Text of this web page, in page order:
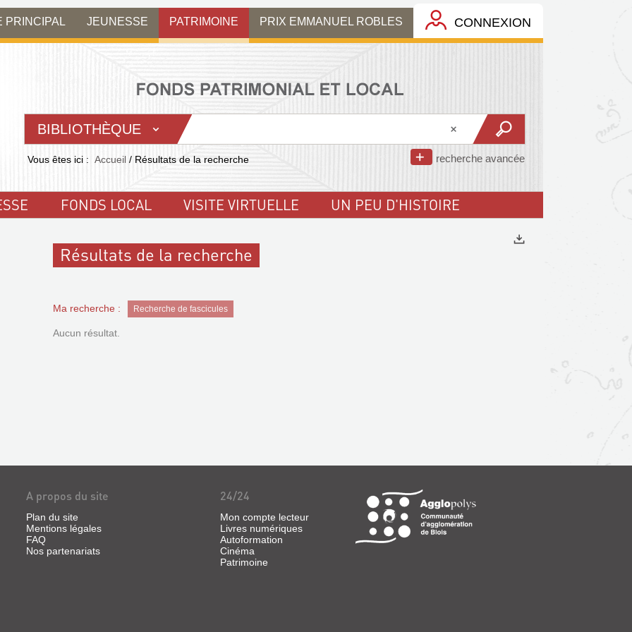
PRINCIPAL JEUNESSE PATRIMOINE PRIX EMMANUEL ROBLES CONNEXION
BIBLIOTHÈQUE
recherche avancée
Vous êtes ici : Accueil / Résultats de la recherche
FONDS LOCAL VISITE VIRTUELLE UN PEU D'HISTOIRE
Résultats de la recherche
Ma recherche : Recherche de fascicules
Aucun résultat.
A propos du site
Plan du site
Mentions légales
FAQ
Nos partenariats
24/24
Mon compte lecteur
Livres numériques
Autoformation
Cinéma
Patrimoine